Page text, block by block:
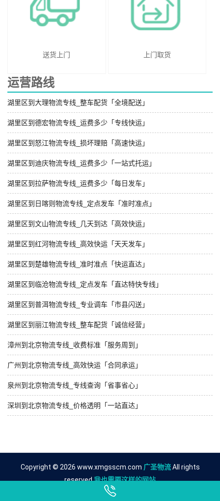
送货上门 上门取货
运营路线
湖里区到大理物流专线_整车配货「全境配送」
湖里区到德宏物流专线_运费多少「专线快运」
湖里区到怒江物流专线_损坏理赔「高速快运」
湖里区到迪庆物流专线_运费多少「一站式托运」
湖里区到拉萨物流专线_运费多少「每日发车」
湖里区到日喀则物流专线_定点发车「准时准点」
湖里区到文山物流专线_几天到达「高效快运」
湖里区到红河物流专线_高效快运「天天发车」
湖里区到楚雄物流专线_准时准点「快运直达」
湖里区到临沧物流专线_定点发车「直达特快专线」
湖里区到普洱物流专线_专业调车「市县闪送」
湖里区到丽江物流专线_整车配货「诚信经营」
漳州到北京物流专线_收费标准「服务周到」
广州到北京物流专线_高效快运「合同承运」
泉州到北京物流专线_专线查询「省事省心」
深圳到北京物流专线_价格透明「一站直达」
Copyright © 2026 www.xmgsscm.com 广圣物流All rights
reserved.我也需要这样的网站